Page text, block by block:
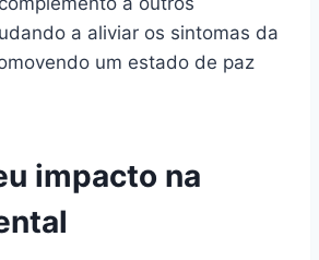
a aliviar os sintomas da
um estado de paz
impacto na